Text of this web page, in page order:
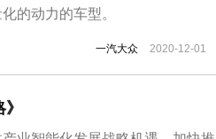
的动力的车型。
一汽大众 2020-12-01